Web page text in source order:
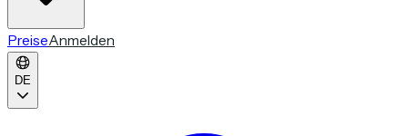
PreiseAnmelden
DE